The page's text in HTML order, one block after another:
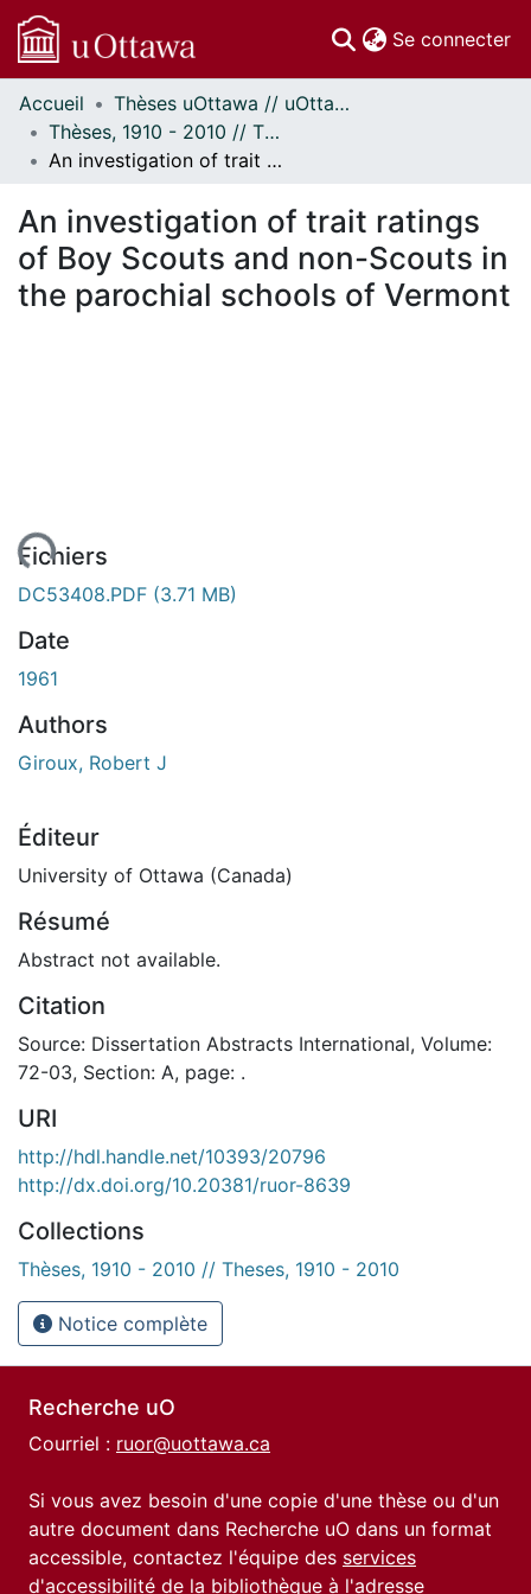
Se connecter
Communautés
et collections
Parcourir
À propos
Accueil
Thèses uOttawa // uOttawa Theses
Thèses, 1910 - 2010 // Theses, 1910 - 2010
An investigation of trait ratings of Boy Scouts and non-Scouts in the parochial schools of Vermont
An investigation of trait ratings
of Boy Scouts and non-Scouts in
the parochial schools of Vermont
Fichiers
DC53408.PDF (3.71 MB)
Date
1961
Authors
Giroux, Robert J
Éditeur
University of Ottawa (Canada)
Résumé
Abstract not available.
Citation
Source: Dissertation Abstracts International, Volume:
72-03, Section: A, page: .
URI
http://hdl.handle.net/10393/20796
http://dx.doi.org/10.20381/ruor-8639
Collections
Thèses, 1910 - 2010 // Theses, 1910 - 2010
Notice complète
Recherche uO
Courriel : ruor@uottawa.ca
Si vous avez besoin d'une copie d'une thèse ou d'un
autre document dans Recherche uO dans un format
accessible, contactez l'équipe des services
d'accessibilité de la bibliothèque à l'adresse